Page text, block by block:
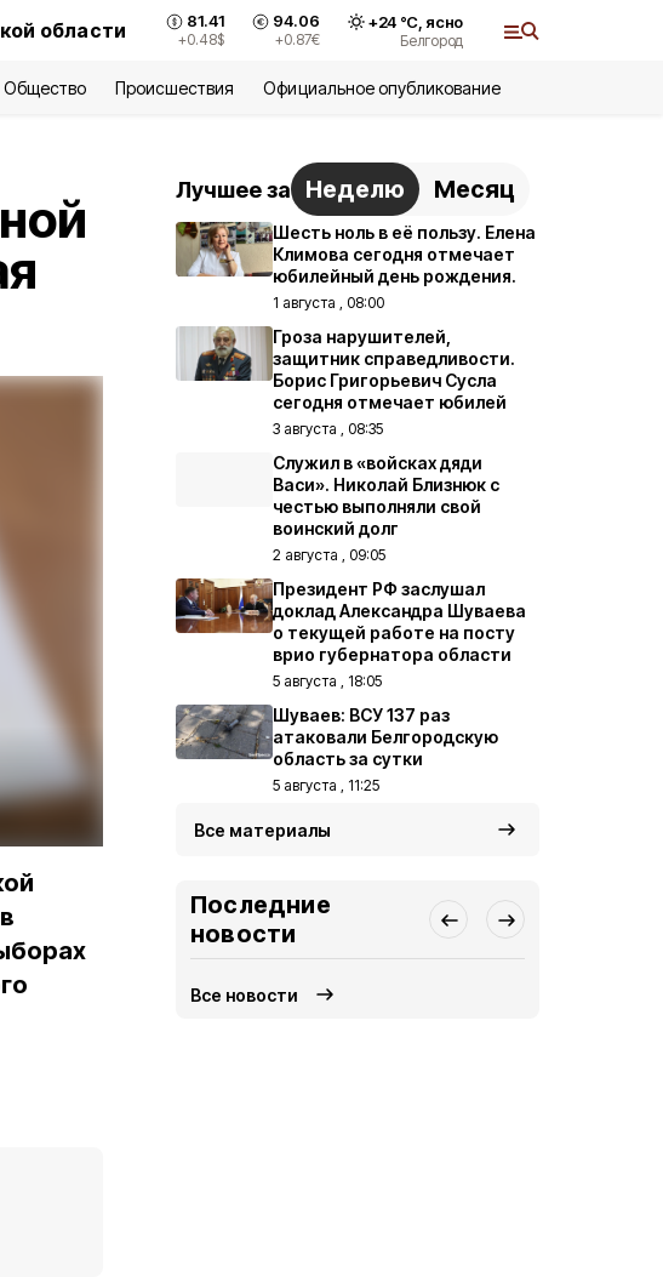
области 81.41
+0.48$
94.06
+0.87€
+24°С, ясно
Белгород
Общество Происшествия Официальное опубликование
Лучшее за Неделю Месяц
Шесть ноль в её пользу. Елена
Климова сегодня отмечает
юбилейный день рождения.
1 августа , 08:00
Гроза нарушителей,
защитник справедливости.
Борис Григорьевич Сусла
сегодня отмечает юбилей
3 августа , 08:35
Служил в «войсках дяди
Васи». Николай Близнюк с
честью выполняли свой
воинский долг
2 августа , 09:05
Президент РФ заслушал
доклад Александра Шуваева
о текущей работе на посту
врио губернатора области
5 августа , 18:05
Шуваев: ВСУ 137 раз
атаковали Белгородскую
область за сутки
5 августа , 11:25
Все материалы
Последние
новости
Все новости